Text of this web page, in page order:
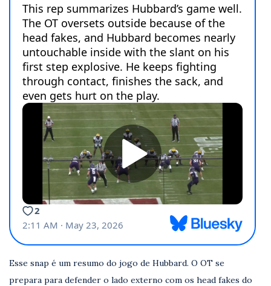
Esse snap é um resumo do jogo de Hubbard. O OT se
prepara para defender o lado externo com os head fakes do